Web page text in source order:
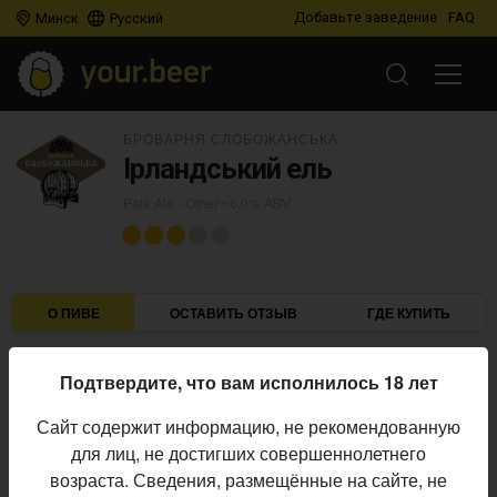
Минск Русский Добавьте заведение FAQ
Ірландський ель
О ПИВЕ ОСТАВИТЬ ОТЗЫВ ГДЕ КУПИТЬ
Пивоварня:
Алкоголь:
6,0%
Начало
выпуска:
08.06.2024
Подтвердите, что вам исполнилось 18 лет
Сайт содержит информацию, не рекомендованную
для лиц, не достигших совершеннолетнего
возраста. Сведения, размещённые на сайте, не